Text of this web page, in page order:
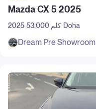
Mazda CX 5 2025
2025 53,000 كلم Doha
Dream Pre Showroom